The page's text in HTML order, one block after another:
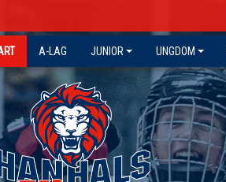
A-LAG JUNIOR UNGDOM